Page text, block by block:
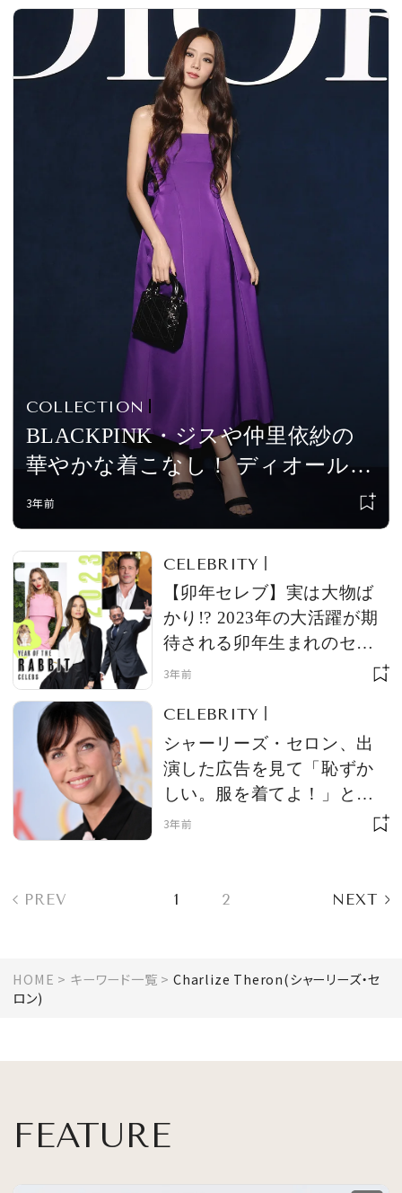
COLLECTION
BLACKPINK・ジスや仲里依紗の
華やかな着こなし！ ディオールの
ショー会場を訪れたセレブをチェ
ック
3年前
CELEBRITY
【卯年セレブ】実は大物ば
かり!? 2023年の大活躍が期
待される卯年生まれのセレ
ブたち
3年前
CELEBRITY
シャーリーズ・セロン、出
演した広告を見て「恥ずか
しい。服を着てよ！」と訴
える娘への返しが秀逸
3年前
PREV 1 2 NEXT
HOME キーワード一覧
Charlize Theron(シャーリーズ・セ
ロン)
FEATURE